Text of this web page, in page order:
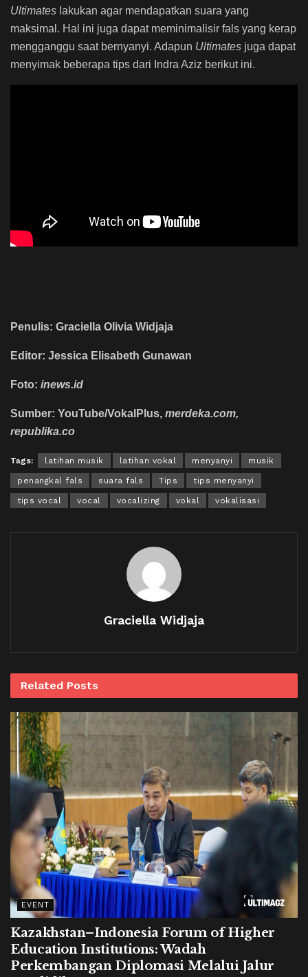
Ultimates lakukan agar mendapatkan suara yang
maksimal. Hal ini juga dapat meminimalisir fals yang kerap
mengganggu saat bernyanyi. Adapun Ultimates juga dapat
menyimak beberapa tips dari Indra Aziz berikut ini.
Penulis: Graciella Olivia Widjaja
Editor: Jessica Elisabeth Gunawan
Foto: inews.id
Sumber: YouTube/VokalPlus, merdeka.com,
republika.co
Tags: latihan musik latihan vokal menyanyi musik
penangkal fals suara fals Tips tips menyanyi
tips vocal vocal vocalizing vokal vokalisasi
Graciella Widjaja
Related Posts
EVENT
Kazakhstan–Indonesia Forum of Higher
Education Institutions: Wadah
Perkembangan Diplomasi Melalui Jalur